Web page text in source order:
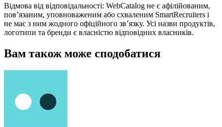
Відмова від відповідальності: WebCatalog не є афілійованим,
пов’язаним, уповноваженим або схваленим SmartRecruiters і
не має з ним жодного офіційного зв’язку. Усі назви продуктів,
логотипи та бренди є власністю відповідних власників.
Вам також може сподобатися